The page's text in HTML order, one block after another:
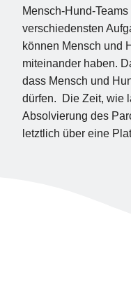
Mensch-Hund-
verschiedensten
können Mensch und
miteinander haben.
dass Mensch und
dürfen. Die Zeit, wie
Absolvierung des
letztlich über eine